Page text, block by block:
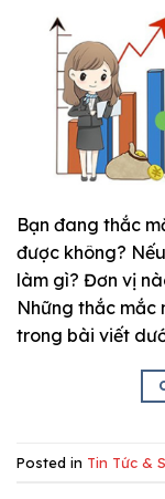
Bạn đang thắc
được không?
làm gì? Đơn vị
Những thắc mắc
trong bài viết
Posted in Tin Tức &